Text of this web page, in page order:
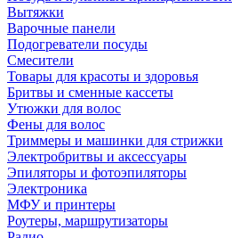
Вытяжки
Варочные панели
Подогреватели посуды
Смесители
Товары для красоты и здоровья
Бритвы и сменные кассеты
Утюжки для волос
Фены для волос
Триммеры и машинки для стрижки
Электробритвы и аксессуары
Эпиляторы и фотоэпиляторы
Электроника
МФУ и принтеры
Роутеры, маршрутизаторы